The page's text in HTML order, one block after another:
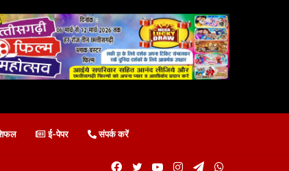
ई-पेपर संपर्क करें
Telegram
Instagram
YouTube
Twitter
Facebook